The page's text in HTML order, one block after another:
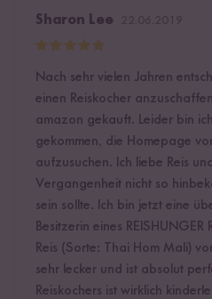
Sharon Lee
Nach sehr vielen Jahren
einen Reiskocher
amazon gekauft. Leider bin
gekommen, die Homepage
aufzusuchen. Ich liebe Reis
Vergangenheit nicht so
sein sollte. Ich bin jetzt eine
Besitzerin eines REISHUNGER
Reis (Sorte: Thai Hom Mali)
sehr lecker und ist absolut
Reiskochers ist wirklich